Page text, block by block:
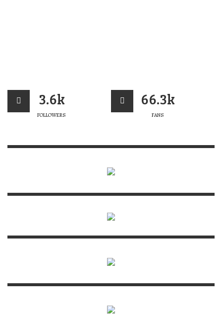
3.6k
FOLLOWERS
66.3k
FANS